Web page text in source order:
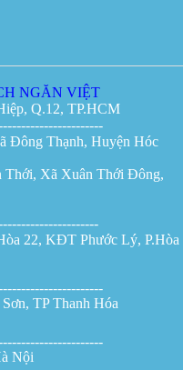
NGĂN VIỆT
Q.12, TP.HCM
Đông Thạnh, Huyện Hóc
Thới, Xã Xuân Thới Đông,
22, KĐT Phước Lý, P.Hòa
TP Thanh Hóa
Nội